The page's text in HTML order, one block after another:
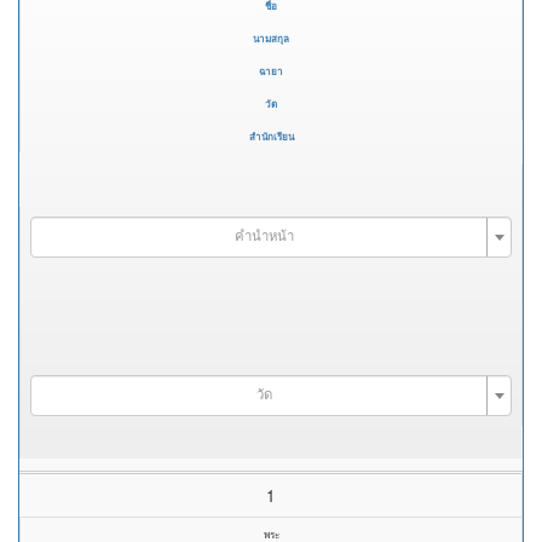
ชื่อ
นามสกุล
ฉายา
วัด
สำนักเรียน
คำนำหน้า
วัด
1
พระ